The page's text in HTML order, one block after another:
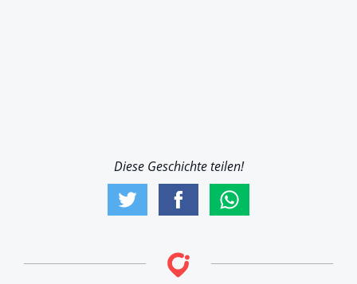
Diese Geschichte teilen!